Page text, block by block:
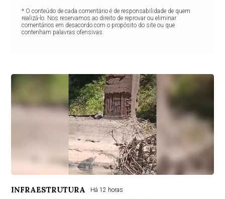
* O conteúdo de cada comentário é de responsabilidade de quem
realizá-lo. Nos reservamos ao direito de reprovar ou eliminar
comentários em desacordo com o propósito do site ou que
contenham palavras ofensivas.
INFRAESTRUTURA Há 12 horas